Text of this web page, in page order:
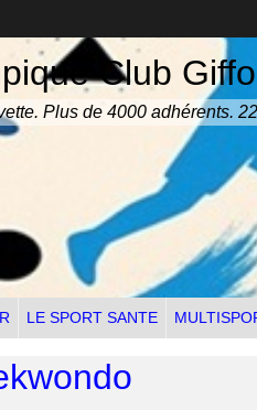
Club
Plus de 4000 adhérents.
LE SPORT SANTE